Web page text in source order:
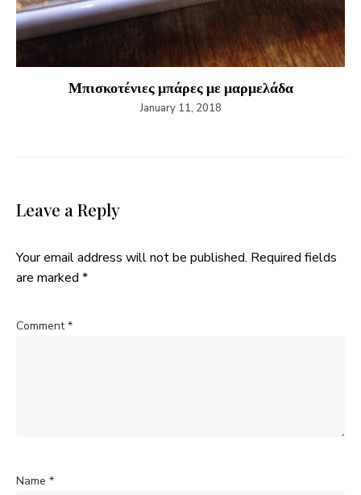
Μπισκοτένιες μπάρες με μαρμελάδα
January 11, 2018
Leave a Reply
Your email address will not be published. Required fields
are marked *
Comment*
Name *